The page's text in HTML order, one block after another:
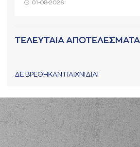
01-08-2026
ΤΕΛΕΥΤΑΙΑ ΑΠΟΤΕΛΕΣΜΑΤΑ
ΔΕ ΒΡΕΘΗΚΑΝ ΠΑΙΧΝΙΔΙΑ!